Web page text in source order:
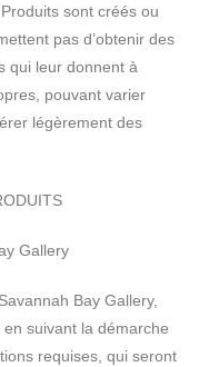
sont créés ou
pas d’obtenir des
qui leur donnent à
pouvant varier
légèrement des
Gallery
Bay Gallery,
suivant la démarche
requises, qui seront